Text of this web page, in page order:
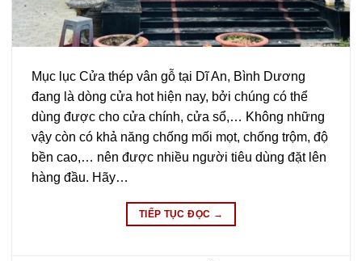
Mục lục Cửa thép vân gỗ tại Dĩ An, Bình Dương
đang là dòng cửa hot hiện nay, bởi chúng có thể
dùng được cho cửa chính, cửa sổ,… Không những
vậy còn có khả năng chống mối mọt, chống trộm, độ
bền cao,… nên được nhiều người tiêu dùng đặt lên
hàng đầu. Hãy…
TIẾP TỤC ĐỌC →